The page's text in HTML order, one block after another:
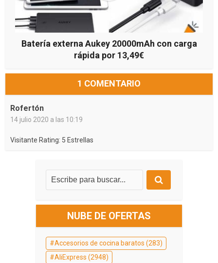
Batería externa Aukey 20000mAh con carga
rápida por 13,49€
1 COMENTARIO
Rofertón
14 julio 2020 a las 10:19
Visitante Rating: 5 Estrellas
NUBE DE OFERTAS
Accesorios de cocina baratos (283)
AliExpress (2948)